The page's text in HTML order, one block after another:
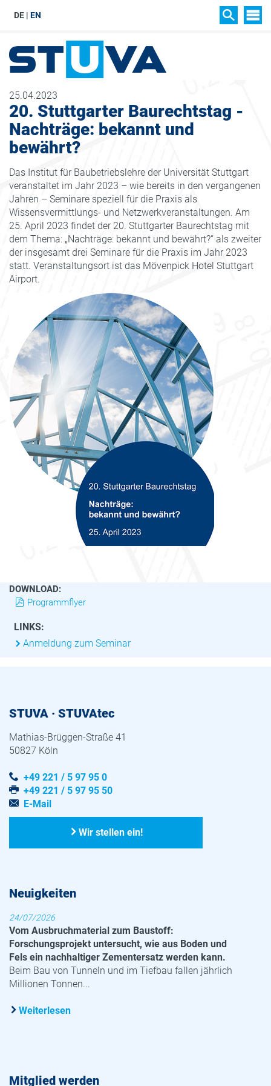
DE EN
25.04.2023
20. Stuttgarter Baurechtstag -
Nachträge: bekannt und
bewährt?
Das Institut für Baubetriebslehre der Universität Stuttgart
veranstaltet im Jahr 2023 – wie bereits in den vergangenen
Jahren – Seminare speziell für die Praxis als
Wissensvermittlungs- und Netzwerkveranstaltungen. Am
25. April 2023 findet der 20. Stuttgarter Baurechtstag mit
dem Thema: „Nachträge: bekannt und bewährt?“ als zweiter
der insgesamt drei Seminare für die Praxis im Jahr 2023
statt. Veranstaltungsort ist das Mövenpick Hotel Stuttgart
Airport.
DOWNLOAD:
Programmflyer
LINKS:
Anmeldung zum Seminar
STUVA · STUVAtec
Mathias-Brüggen-Straße 41
50827 Köln
+49 221 / 5 97 95 0
+49 221 / 5 97 95 50
E-Mail
Wir stellen ein!
Neuigkeiten
24/07/2026
Vom Ausbruchmaterial zum Baustoff:
Forschungsprojekt untersucht, wie aus Boden und
Fels ein nachhaltiger Zementersatz werden kann.
Beim Bau von Tunneln und im Tiefbau fallen jährlich
Millionen Tonnen...
Weiterlesen
Mitglied werden